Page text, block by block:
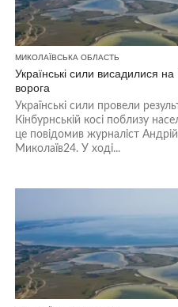
МИКОЛАЇВСЬКА ОБЛАСТЬ
Українські сили висадилися на
ворога
Українські сили провели
Кінбурнській косі поблизу
це повідомив журналіст
Миколаїв24. У ході...